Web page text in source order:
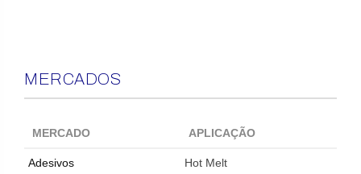
MERCADOS
MERCADO APLICAÇÃO
Adesivos Hot Melt